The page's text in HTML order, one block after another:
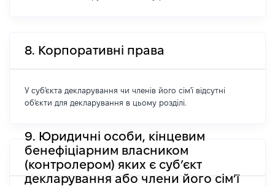
8. Корпоративні права
У суб'єкта декларування чи членів його сім'ї відсутні
об'єкти для декларування в цьому розділі.
9. Юридичні особи, кінцевим
бенефіціарним власником
(контролером) яких є суб’єкт
декларування або члени його сім’ї